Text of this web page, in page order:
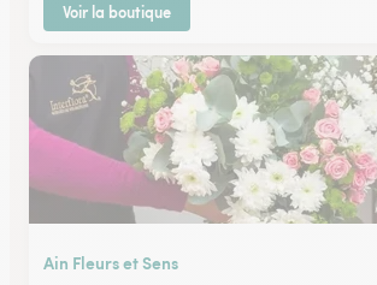
Voir la boutique
Ain Fleurs et Sens